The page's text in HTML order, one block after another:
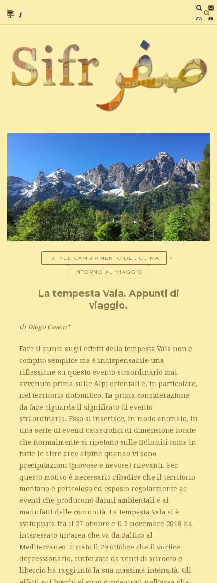
10. NEL CAMBIAMENTO DEL CLIMA
INTORNO AL VIAGGIO
La tempesta Vaia. Appunti di
viaggio.
di Diego Cason*
Fare il punto sugli effetti della tempesta Vaia non è
compito semplice ma è indispensabile una
riflessione su questo evento straordinario mai
avvenuto prima sulle Alpi orientali e, in particolare,
nel territorio dolomitico. La prima considerazione
da fare riguarda il significato di evento
straordinario. Esso si inserisce, in modo anomalo, in
una serie di eventi catastrofici di dimensione locale
che normalmente si ripetono sulle Dolomiti come in
tutte le altre aree alpine quando vi sono
precipitazioni (piovose e nevose) rilevanti. Per
questo motivo è necessario ribadire che il territorio
montano è pericoloso ed esposto regolarmente ad
eventi che producono danni ambientali e ai
manufatti delle comunità. La tempesta Vaia si è
sviluppata tra il 27 ottobre e il 2 novembre 2018 ha
interessato un’area che va da Baltico al
Mediterraneo. È stato il 29 ottobre che il vortice
depressionario, rinforzato da venti di scirocco e
libeccio ha raggiunto la sua massima intensità. Gli